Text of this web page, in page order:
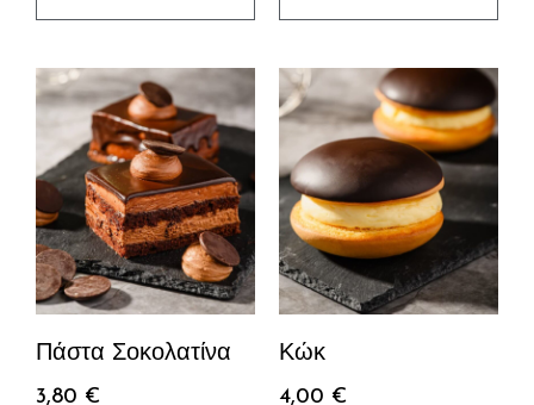
Πάστα Σοκολατίνα
3,80 €
Κώκ
4,00 €